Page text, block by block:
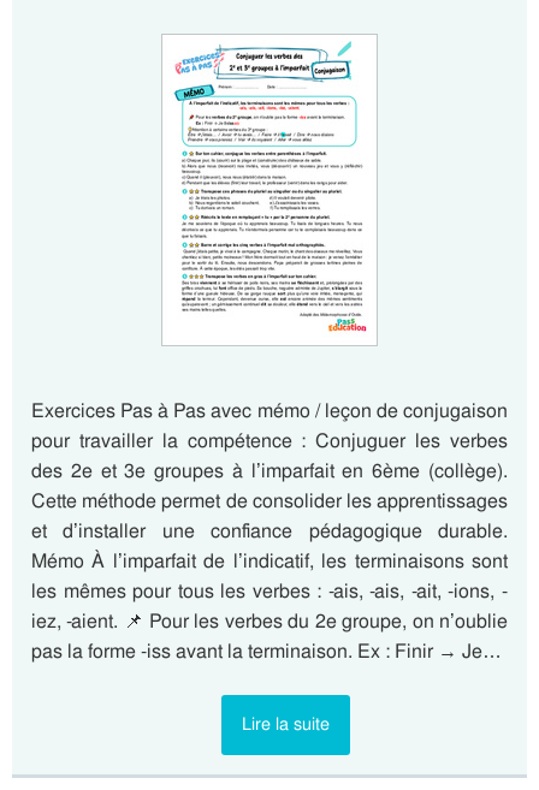
Exercices Pas à Pas avec mémo / leçon de conjugaison
pour travailler la compétence : Conjuguer les verbes
des 2e et 3e groupes à l’imparfait en 6ème (collège).
Cette méthode permet de consolider les apprentissages
et d’installer une confiance pédagogique durable.
Mémo À l’imparfait de l’indicatif, les terminaisons sont
les mêmes pour tous les verbes : -ais, -ais, -ait, -ions, -
iez, -aient. 📌 Pour les verbes du 2e groupe, on n’oublie
pas la forme -iss avant la terminaison. Ex : Finir → Je…
Lire la suite